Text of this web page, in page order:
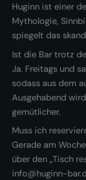
Huginn ist einer
Mythologie,
spiegelt das
Ist die Bar trotz
Ja. Freitags und
sodass aus dem
Ausgehabend
gemütlicher.
Muss ich
Gerade am
über den „Tisch
info@huginn-